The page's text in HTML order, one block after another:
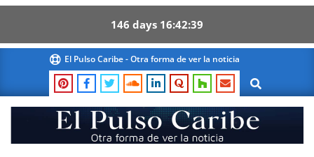
146 days 16 42 39
content
El Pulso Caribe - Otra forma de ver la noticia
Search